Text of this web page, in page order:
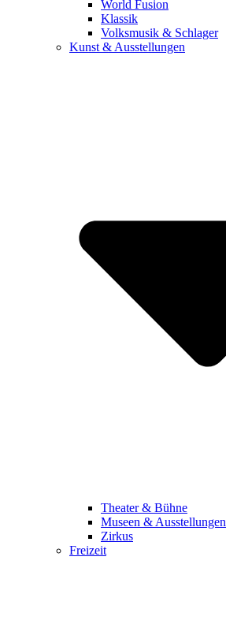
World Fusion
Klassik
Volksmusik & Schlager
Kunst & Ausstellungen
Theater & Bühne
Museen & Ausstellungen
Zirkus
Freizeit